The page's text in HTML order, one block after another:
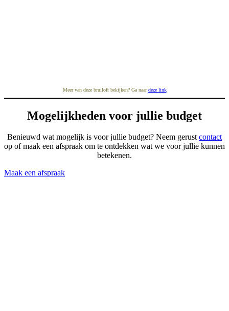
Meer van deze bruiloft bekijken? Ga naardeze link
Mogelijkheden voor jullie budget
Benieuwd wat mogelijk is voor jullie budget? Neem gerustcontact
op of maak een afspraak om te ontdekken wat we voor jullie kunnen
betekenen.
Maak een afspraak